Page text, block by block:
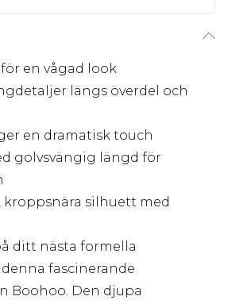
en vågad look
längs överdel och
en dramatisk touch
golvsvängig längd för
kroppsnära silhuett med
ditt nästa formella
fascinerande
Boohoo. Den djupa